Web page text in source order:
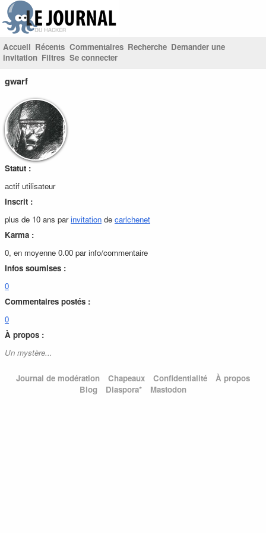
Accueil Récents Commentaires Recherche Demander une
invitation Filtres Se connecter
gwarf
Statut :
actif utilisateur
Inscrit :
plus de 10 ans parinvitation de carlchenet
Karma :
0, en moyenne 0.00 par info/commentaire
Infos soumises :
0
Commentaires postés :
0
À propos :
Un mystère...
Journal de modération Chapeaux Confidentialité
À propos
Blog
Diaspora* Mastodon